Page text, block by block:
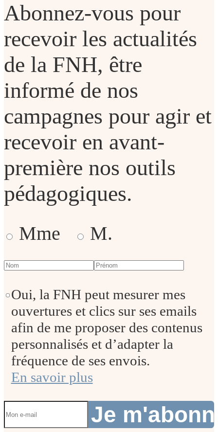
Abonnez-vous pour
recevoir les actualités
de la FNH, être
informé de nos
campagnes pour agir et
recevoir en avant-
première nos outils
pédagogiques.
Mme M.
Oui, la FNH peut mesurer mes
ouvertures et clics sur ses emails
afin de me proposer des contenus
personnalisés et d’adapter la
fréquence de ses envois.
En savoir plus
Je